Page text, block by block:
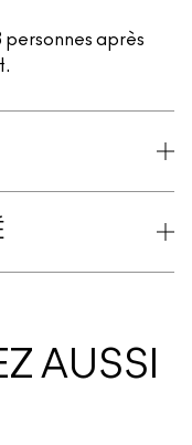
personnes après
AUSSI